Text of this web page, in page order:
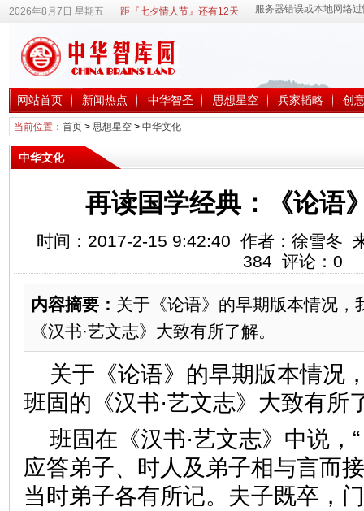
2026年8月7日 星期五 距『七夕情人节』还有12天
网站首页 新闻热点 中华智圣 思想星空 兵家韬略 创
当前位置： 首页> 思想星空> 中华文化
中华文化
再读国学经典：《论语
时间：2017-2-15 9:42:40 作者：徐雪冬
384 评论： 0
内容摘要： 关于《论语》的早期版本情况，
《汉书·艺文志》大致有所了解。
关于《论语》的早期版本情况
班固的《汉书·艺文志》大致有所
班固在《汉书·艺文志》中说，
应答弟子、时人及弟子相与言而
当时弟子各有所记。夫子既卒，